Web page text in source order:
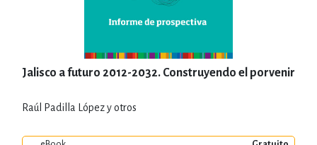
Jalisco a futuro 2012-2032. Construyendo el porvenir
Raúl Padilla López y otros